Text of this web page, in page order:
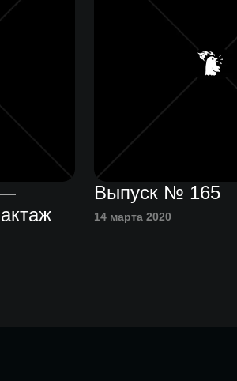
Выпуск № 165
14 марта 2020